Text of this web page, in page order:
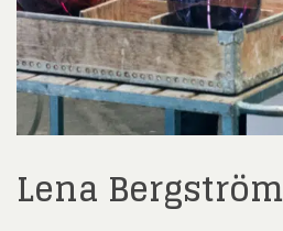
Lena Bergström